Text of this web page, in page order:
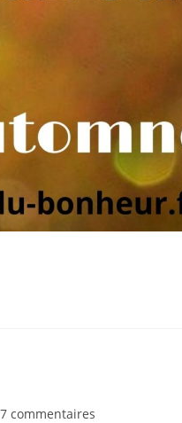
7 commentaires